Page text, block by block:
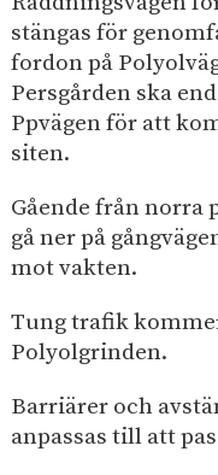
stängas för
fordon på
Persgården ska
Ppvägen för att
siten.
Gående från norra
gå ner på
mot vakten.
Tung trafik
Polyolgrinden.
Barriärer och
anpassas till att